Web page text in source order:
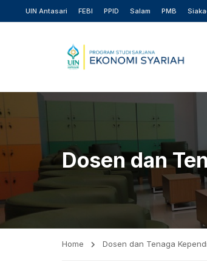
UIN Antasari FEBI PPID Salam PMB
Dosen dan
Home Dosen dan Tenaga